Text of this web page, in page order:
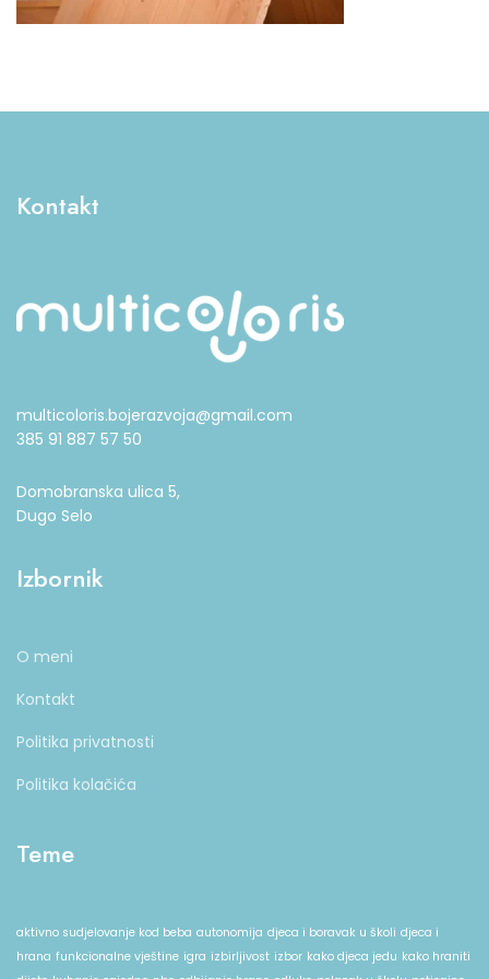
Kontakt
multicoloris.bojerazvoja@gmail.com
385 91 887 57 50
Domobranska ulica 5,
Dugo Selo
Izbornik
O meni
Kontakt
Politika privatnosti
Politika kolačića
Teme
aktivno sudjelovanje kod beba autonomija djeca i boravak u školi djeca i
hrana funkcionalne vještine igra izbirljivost izbor kako djeca jedu kako hraniti